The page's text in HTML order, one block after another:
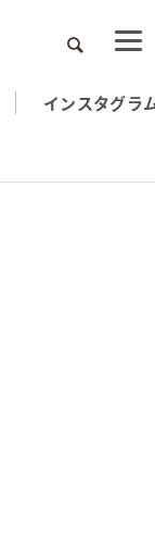
検索
インスタグラ